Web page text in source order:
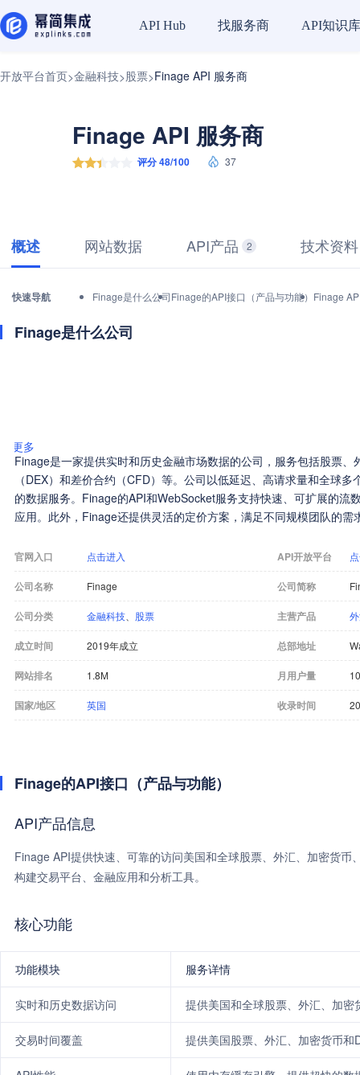
API Hub 找服务商 API知识库
开放平台首页>金融科技>股票>Finage API 服务商
Finage API 服务商
评分 48/100 37
概述 网站数据 API产品 2 技术资料
快速导航 Finage是什么公司Finage的API接口（产品与功能） Finage
Finage是什么公司
更多
Finage是一家提供实时和历史金融市场数据的公司，服务包括股票
（DEX）和差价合约（CFD）等。公司以低延迟、高请求量和全球
的数据服务。Finage的API和WebSocket服务支持快速、可扩展的流
应用。此外，Finage还提供灵活的定价方案，满足不同规模团队的
官网入口 点击进入 API开放平台
公司名称 Finage 公司简称
公司分类 金融科技 股票 主营产品
成立时间 2019年成立 总部地址
网站排名 1.8M 月用户量
国家/地区 英国 收录时间
Finage的API接口（产品与功能）
API产品信息
Finage API提供快速、可靠的访问美国和全球股票、外汇、加密货
构建交易平台、金融应用和分析工具。
核心功能
功能模块 服务详情
实时和历史数据访问 提供美国和全球股票、外汇、加
交易时间覆盖 提供美国股票、外汇、加密货币和